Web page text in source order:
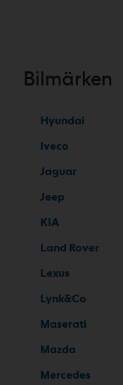
Bilmärken
Hyundai
Iveco
Jaguar
Jeep
KIA
Land Rover
Lexus
Lynk&Co
Maserati
Mazda
Mercedes